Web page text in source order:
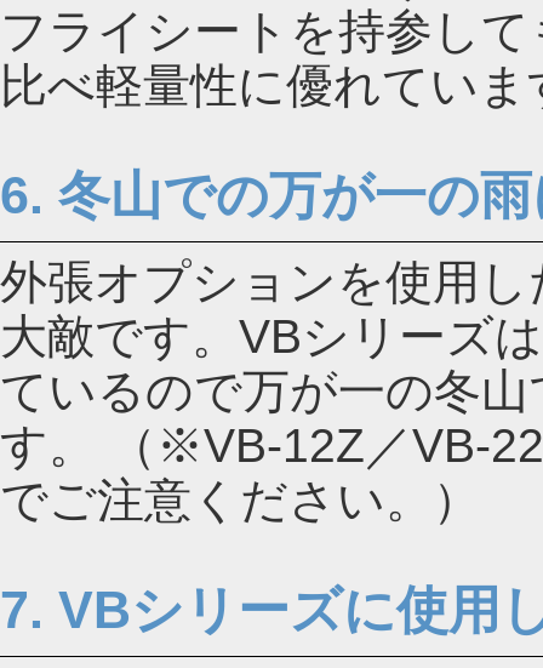
フライシートを持参し
比べ軽量性に優れていま
6. 冬山での万が一の
外張オプションを使用
大敵です。VBシリーズ
ているので万が一の冬
す。 （※VB-12Z／VB-
でご注意ください。）
7. VBシリーズに使用